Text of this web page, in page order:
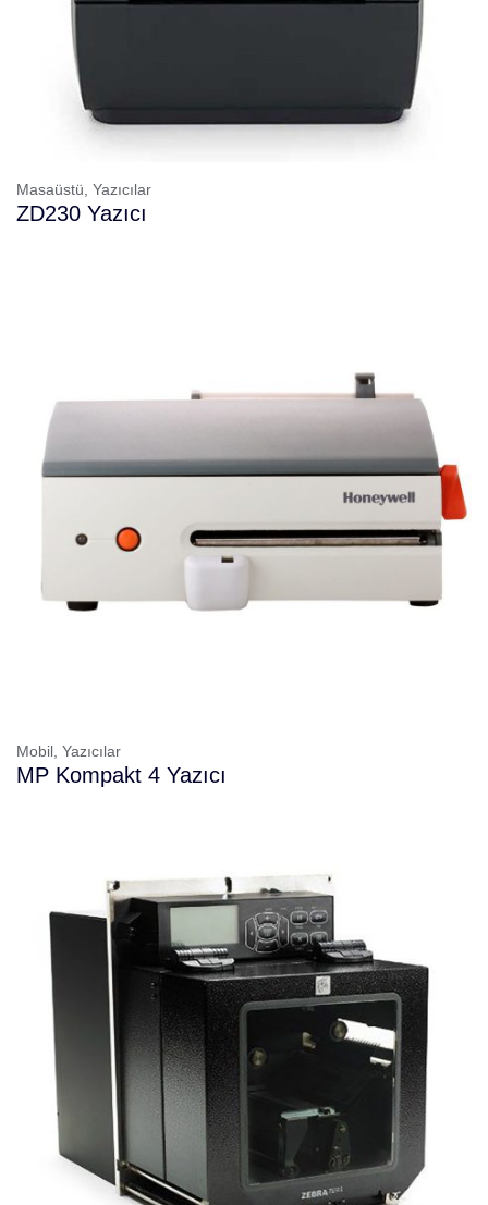
Masaüstü, Yazıcılar
ZD230 Yazıcı
Mobil, Yazıcılar
MP Kompakt 4 Yazıcı